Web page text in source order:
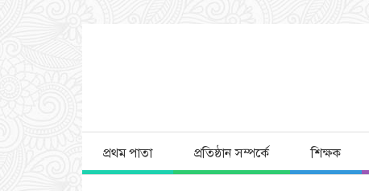
প্রথম পাতা প্রতিষ্ঠান সম্পর্কে শিক্ষক